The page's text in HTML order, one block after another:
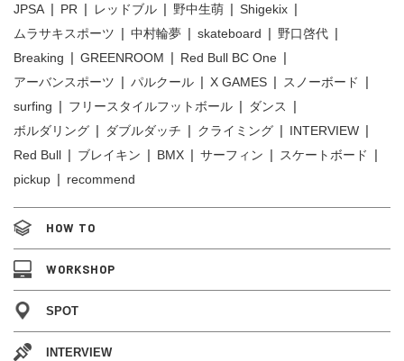
JPSA PR レッドブル 野中生萌
Shigekix
ムラサキスポーツ
中村輪夢 skateboard
野口啓代
Breaking
GREENROOM
Red Bull BC One
アーバンスポーツ
パルクール X GAMES
スノーボード
surfing
フリースタイルフットボール
ダンス
ボルダリング
ダブルダッチ クライミング
INTERVIEW
Red Bull
ブレイキン BMX サーフィン
スケートボード
pickup
recommend
HOW TO
WORKSHOP
SPOT
INTERVIEW